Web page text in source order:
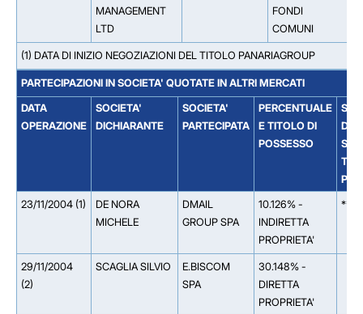
MANAGEMENT
LTD
FONDI
COMUNI
(1) DATA DI INIZIO NEGOZIAZIONI DEL TITOLO PANARIAGROUP
PARTECIPAZIONI IN SOCIETA' QUOTATE IN ALTRI MERCATI
DATA
OPERAZIONE
SOCIETA'
DICHIARANTE
SOCIETA'
PARTECIPATA
PERCENTUALE
E TITOLO DI
POSSESSO
DAL
23/11/2004 (1)
DE NORA
MICHELE
DMAIL
GROUP SPA
10.126% -
INDIRETTA
PROPRIETA'
**
29/11/2004
(2)
SCAGLIA SILVIO
E.BISCOM
SPA
30.148% -
DIRETTA
PROPRIETA'